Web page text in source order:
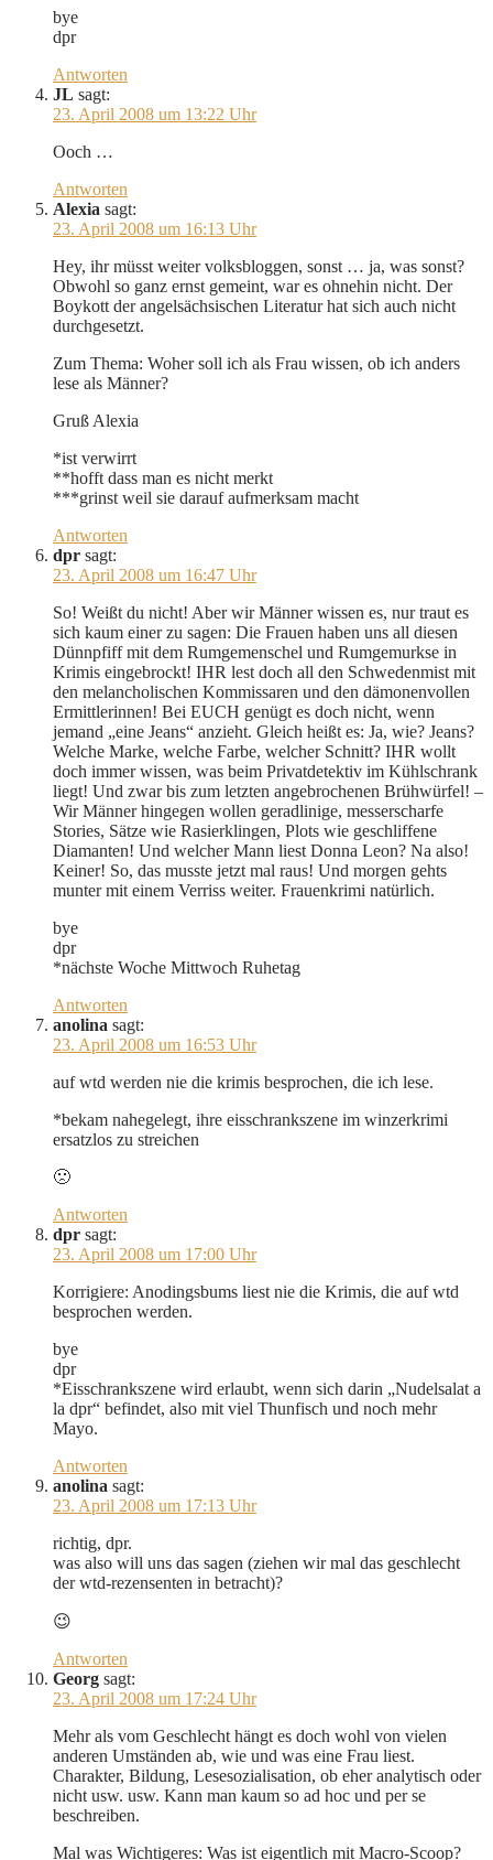
bye
dpr
Antworten
JL sagt:
23. April 2008 um 13:22 Uhr
Ooch …
Antworten
Alexia sagt:
23. April 2008 um 16:13 Uhr
Hey, ihr müsst weiter volksbloggen, sonst … ja, was sonst?
Obwohl so ganz ernst gemeint, war es ohnehin nicht. Der
Boykott der angelsächsischen Literatur hat sich auch nicht
durchgesetzt.
Zum Thema: Woher soll ich als Frau wissen, ob ich anders
lese als Männer?
Gruß Alexia
*ist verwirrt
**hofft dass man es nicht merkt
***grinst weil sie darauf aufmerksam macht
Antworten
dpr sagt:
23. April 2008 um 16:47 Uhr
So! Weißt du nicht! Aber wir Männer wissen es, nur traut es
sich kaum einer zu sagen: Die Frauen haben uns all diesen
Dünnpfiff mit dem Rumgemenschel und Rumgemurkse in
Krimis eingebrockt! IHR lest doch all den Schwedenmist mit
den melancholischen Kommissaren und den dämonenvollen
Ermittlerinnen! Bei EUCH genügt es doch nicht, wenn
jemand „eine Jeans“ anzieht. Gleich heißt es: Ja, wie? Jeans?
Welche Marke, welche Farbe, welcher Schnitt? IHR wollt
doch immer wissen, was beim Privatdetektiv im Kühlschrank
liegt! Und zwar bis zum letzten angebrochenen Brühwürfel! –
Wir Männer hingegen wollen geradlinige, messerscharfe
Stories, Sätze wie Rasierklingen, Plots wie geschliffene
Diamanten! Und welcher Mann liest Donna Leon? Na also!
Keiner! So, das musste jetzt mal raus! Und morgen gehts
munter mit einem Verriss weiter. Frauenkrimi natürlich.
bye
dpr
*nächste Woche Mittwoch Ruhetag
Antworten
anolina sagt:
23. April 2008 um 16:53 Uhr
auf wtd werden nie die krimis besprochen, die ich lese.
*bekam nahegelegt, ihre eisschrankszene im winzerkrimi
ersatzlos zu streichen
🙁
Antworten
dpr sagt:
23. April 2008 um 17:00 Uhr
Korrigiere: Anodingsbums liest nie die Krimis, die auf wtd
besprochen werden.
bye
dpr
*Eisschrankszene wird erlaubt, wenn sich darin „Nudelsalat a
la dpr“ befindet, also mit viel Thunfisch und noch mehr
Mayo.
Antworten
anolina sagt:
23. April 2008 um 17:13 Uhr
richtig, dpr.
was also will uns das sagen (ziehen wir mal das geschlecht
der wtd-rezensenten in betracht)?
😉
Antworten
Georg sagt:
23. April 2008 um 17:24 Uhr
Mehr als vom Geschlecht hängt es doch wohl von vielen
anderen Umständen ab, wie und was eine Frau liest.
Charakter, Bildung, Lesesozialisation, ob eher analytisch oder
nicht usw. usw. Kann man kaum so ad hoc und per se
beschreiben.
Mal was Wichtigeres: Was ist eigentlich mit Macro-Scoop?